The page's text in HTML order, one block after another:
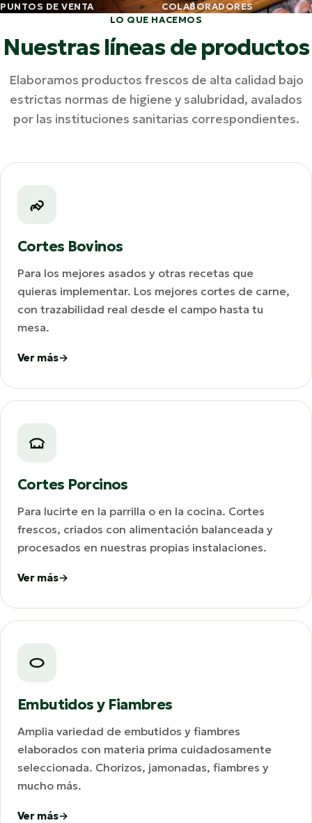
PUNTOS DE VENTA
COLABORADORES
LO QUE HACEMOS
Nuestras líneas de productos
Elaboramos productos frescos de alta calidad bajo
estrictas normas de higiene y salubridad, avalados
por las instituciones sanitarias correspondientes.
Cortes Bovinos
Para los mejores asados y otras recetas que
quieras implementar. Los mejores cortes de carne,
con trazabilidad real desde el campo hasta tu
mesa.
Ver más
Cortes Porcinos
Para lucirte en la parrilla o en la cocina. Cortes
frescos, criados con alimentación balanceada y
procesados en nuestras propias instalaciones.
Ver más
Embutidos y Fiambres
Amplia variedad de embutidos y fiambres
elaborados con materia prima cuidadosamente
seleccionada. Chorizos, jamonadas, fiambres y
mucho más.
Ver más